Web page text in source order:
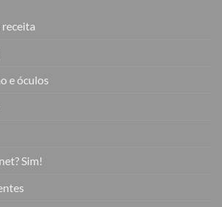
receita
e óculos
Sim!